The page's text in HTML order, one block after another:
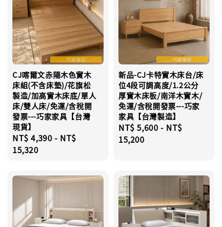
CJ喀爾文赤陽木色實木
床組(不含床墊)/花旗松
製造/加高實木床底/單人
床/雙人床/免運/含稅開
發票---巧家家具【台灣
現貨】
Regular
price
NT$ 4,390 - NT$
15,320
新品-CJ卡特實木床台/床
位4段可調高度/1.2公分
厚實木床板/南洋木實木/
免運/含稅開發票---巧家
家具【台灣製造】
Regular
price
NT$ 5,600 - NT$
15,200